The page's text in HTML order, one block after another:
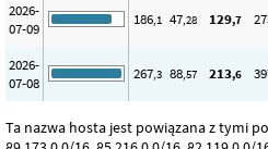
2026-
07-09
186,1 47,28 129,7
2026-
07-08
267,3 88,57 213,6
Ta nazwa hosta jest powiązana z tymi